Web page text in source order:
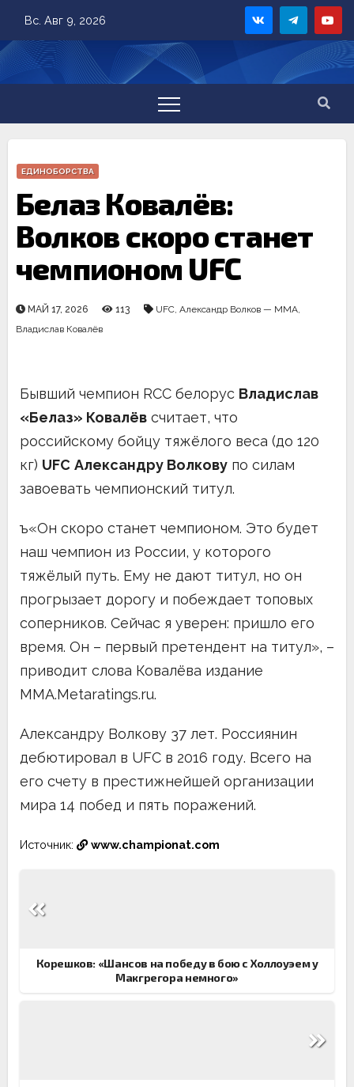
content
Вс. Авг 9, 2026
ЕДИНОБОРСТВА
Белаз Ковалёв:
Волков скоро станет
чемпионом UFC
МАЙ 17, 2026 113 UFC, Александр Волков — MMA,
Владислав Ковалёв
Бывший чемпион RCC белорус Владислав
«Белаз» Ковалёв считает, что
российскому бойцу тяжёлого веса (до 120
кг) UFC Александру Волкову по силам
завоевать чемпионский титул.
ъ«Он скоро станет чемпионом. Это будет
наш чемпион из России, у которого
тяжёлый путь. Ему не дают титул, но он
прогрызает дорогу и побеждает топовых
соперников. Сейчас я уверен: пришло его
время. Он – первый претендент на титул», –
приводит слова Ковалёва издание
MMA.Metaratings.ru.
Александру Волкову 37 лет. Россиянин
дебютировал в UFC в 2016 году. Всего на
его счету в престижнейшей организации
мира 14 побед и пять поражений.
Источник: www.championat.com
по
Корешков: «Шансов на победу в бою с Холлоуэем у
Макгрегора немного»